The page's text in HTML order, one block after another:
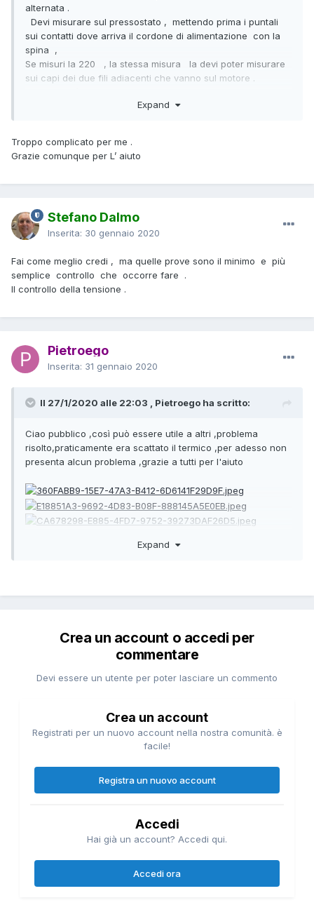
alternata .
Devi misurare sul pressostato , mettendo prima i puntali
sui contatti dove arriva il cordone di alimentazione con la
spina ,
Se misuri la 220 , la stessa misura la devi poter misurare
sui capi dei due fili adiacenti che vanno sul motore .
il carter in plastica sul motore e verificare se arriva
Expand
Troppo complicato per me .
Grazie comunque per L’ aiuto
Stefano Dalmo
Inserita: 30 gennaio 2020
Fai come meglio credi , ma quelle prove sono il minimo e più
semplice controllo che occorre fare .
Il controllo della tensione .
Pietroego
Inserita: 31 gennaio 2020
Il 27/1/2020 alle 22:03 , Pietroego ha scritto:
Ciao pubblico ,così può essere utile a altri ,problema
risolto,praticamente era scattato il termico ,per adesso non
presenta alcun problema ,grazie a tutti per l'aiuto
Expand
Crea un account o accedi per
commentare
Devi essere un utente per poter lasciare un commento
Crea un account
Registrati per un nuovo account nella nostra comunità. è
facile!
Registra un nuovo account
Accedi
Hai già un account? Accedi qui.
Accedi ora